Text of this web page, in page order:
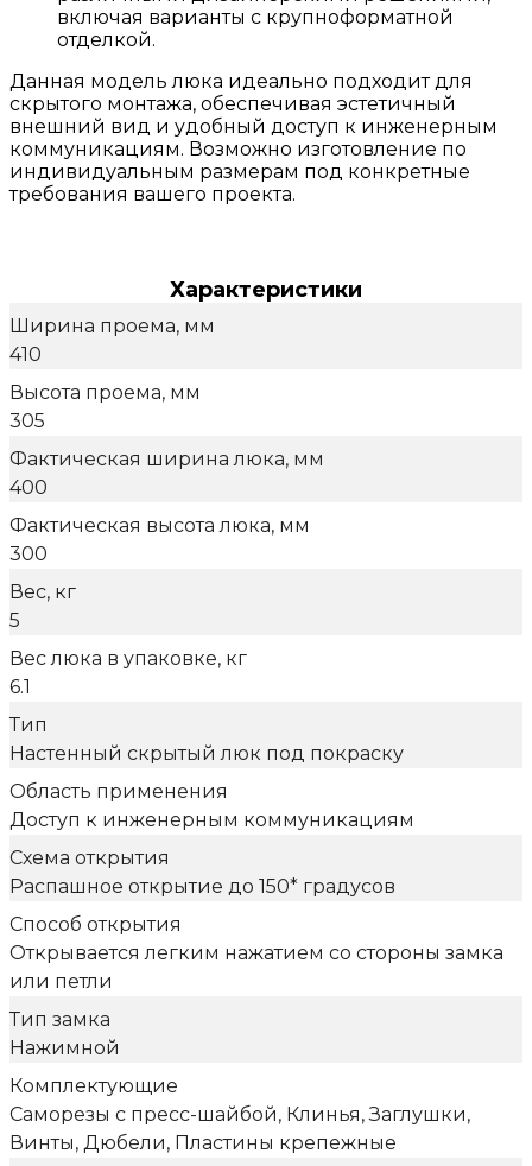
включая варианты с крупноформатной
отделкой.
Данная модель люка идеально подходит для
скрытого монтажа, обеспечивая эстетичный
внешний вид и удобный доступ к инженерным
коммуникациям. Возможно изготовление по
индивидуальным размерам под конкретные
требования вашего проекта.
Характеристики
Ширина проема, мм
410
Высота проема, мм
305
Фактическая ширина люка, мм
400
Фактическая высота люка, мм
300
Вес, кг
5
Вес люка в упаковке, кг
6.1
Тип
Настенный скрытый люк под покраску
Область применения
Доступ к инженерным коммуникациям
Схема открытия
Распашное открытие до 150* градусов
Способ открытия
Открывается легким нажатием со стороны замка
или петли
Тип замка
Нажимной
Комплектующие
Саморезы с пресс-шайбой, Клинья, Заглушки,
Винты, Дюбели, Пластины крепежные